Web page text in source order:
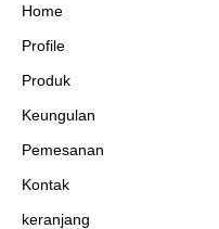
Home
Profile
Produk
Keungulan
Pemesanan
Kontak
keranjang